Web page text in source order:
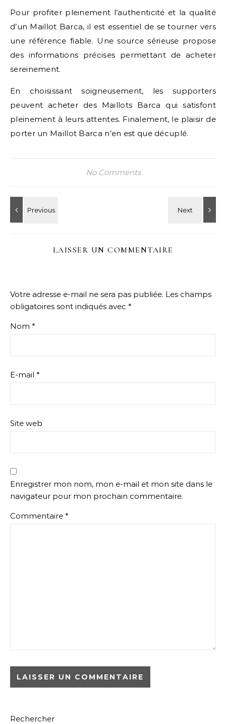
Pour profiter pleinement l’authenticité et la qualité
d’un Maillot Barca, il est essentiel de se tourner vers
une référence fiable. Une source sérieuse propose
des informations précises permettant de acheter
sereinement.
En choisissant soigneusement, les supporters
peuvent acheter des Maillots Barca qui satisfont
pleinement à leurs attentes. Finalement, le plaisir de
porter un Maillot Barca n’en est que décuplé.
No Comments
LAISSER UN COMMENTAIRE
Votre adresse e-mail ne sera pas publiée. Les champs
obligatoires sont indiqués avec *
Nom *
E-mail *
Site web
Enregistrer mon nom, mon e-mail et mon site dans le
navigateur pour mon prochain commentaire.
Commentaire *
Rechercher